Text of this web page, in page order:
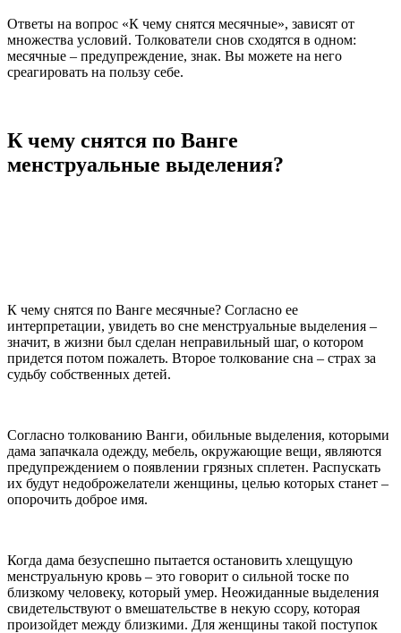
Ответы на вопрос «К чему снятся месячные», зависят от
множества условий. Толкователи снов сходятся в одном:
месячные – предупреждение, знак. Вы можете на него
среагировать на пользу себе.
К чему снятся по Ванге
менструальные выделения?
К чему снятся по Ванге месячные? Согласно ее
интерпретации, увидеть во сне менструальные выделения –
значит, в жизни был сделан неправильный шаг, о котором
придется потом пожалеть. Второе толкование сна – страх за
судьбу собственных детей.
Согласно толкованию Ванги, обильные выделения, которыми
дама запачкала одежду, мебель, окружающие вещи, являются
предупреждением о появлении грязных сплетен. Распускать
их будут недоброжелатели женщины, целью которых станет –
опорочить доброе имя.
Когда дама безуспешно пытается остановить хлещущую
менструальную кровь – это говорит о сильной тоске по
близкому человеку, который умер. Неожиданные выделения
свидетельствуют о вмешательстве в некую ссору, которая
произойдет между близкими. Для женщины такой поступок